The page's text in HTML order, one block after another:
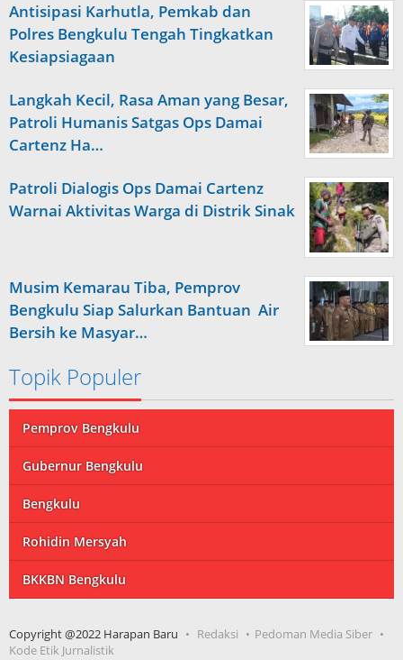
Antisipasi Karhutla, Pemkab dan
Polres Bengkulu Tengah Tingkatkan
Kesiapsiagaan
Langkah Kecil, Rasa Aman yang Besar,
Patroli Humanis Satgas Ops Damai
Cartenz Ha…
Patroli Dialogis Ops Damai Cartenz
Warnai Aktivitas Warga di Distrik Sinak
Musim Kemarau Tiba, Pemprov
Bengkulu Siap Salurkan Bantuan Air
Bersih ke Masyar…
Topik Populer
Pemprov Bengkulu
Gubernur Bengkulu
Bengkulu
Rohidin Mersyah
BKKBN Bengkulu
Copyright @2022 Harapan Baru Redaksi
Pedoman Media Siber
Kode Etik Jurnalistik